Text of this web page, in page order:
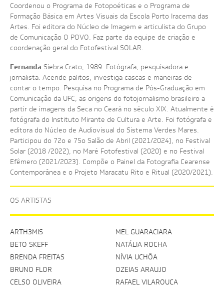
Coordenou o Programa de Fotopoéticas e o Programa de
Formação Básica em Artes Visuais da Escola Porto Iracema das
Artes. Foi editora do Núcleo de Imagem e articulista do Grupo
de Comunicação O POVO. Faz parte da equipe de criação e
coordenação geral do Fotofestival SOLAR.
Fernanda Siebra Crato, 1989. Fotógrafa, pesquisadora e
jornalista. Acende palitos, investiga cascas e maneiras de
contar o tempo. Pesquisa no Programa de Pós-Graduação em
Comunicação da UFC, as origens do fotojornalismo brasileiro a
partir de imagens da Seca no Ceará no século XIX. Atualmente é
fotógrafa do Instituto Mirante de Cultura e Arte. Foi fotógrafa e
editora do Núcleo de Audiovisual do Sistema Verdes Mares.
Participou do 72o e 75o Salão de Abril (2021/2024), no Festival
Solar (2018 /2022), no Maré Fotofestival (2020) e no Festival
Efêmero (2021/2023). Compõe o Painel da Fotografia Cearense
Contemporânea e o Projeto Maracatu Rito e Ritual (2020/2021).
OS ARTISTAS
ARTH3MIS
BETO SKEFF
BRENDA FREITAS
BRUNO FLOR
CELSO OLIVEIRA
MEL GUARACIARA
NATÁLIA ROCHA
NÍVIA UCHÔA
OZEIAS ARAUJO
RAFAEL VILAROUCA